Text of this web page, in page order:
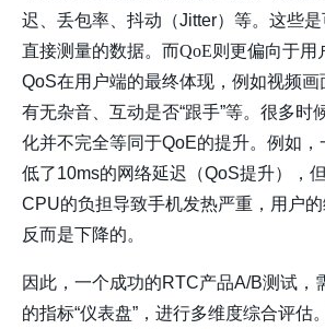
迟、丢包率、抖动（Jitter）等。这些
直接测量的数据。而QoE则更偏向于用
QoS在用户端的最终体现，例如视频画
有无杂音、互动是否“跟手”等。很多时
化并不完全等同于QoE的提升。例如，
低了10ms的网络延迟（QoS提升），
CPU的负担导致手机发热严重，用户的
反而是下降的。
因此，一个成功的RTC产品A/B测试，
的指标“仪表盘”，进行多维度综合评估